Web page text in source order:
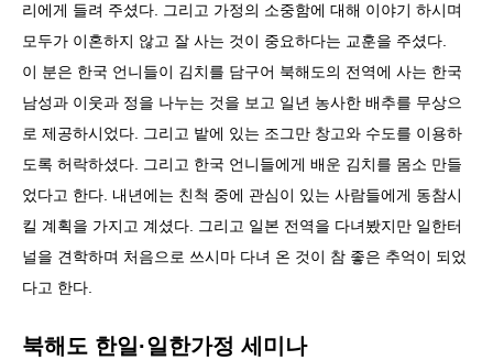
리에게 들려 주셨다. 그리고 가정의 소중함에 대해 이야기 하시며
모두가 이혼하지 않고 잘 사는 것이 중요하다는 교훈을 주셨다.
이 분은 한국 언니들이 김치를 담구어 북해도의 전역에 사는 한국
남성과 이웃과 정을 나누는 것을 보고 일년 농사한 배추를 무상으
로 제공하시었다. 그리고 밭에 있는 조그만 창고와 수도를 이용하
도록 허락하셨다. 그리고 한국 언니들에게 배운 김치를 몸소 만들
었다고 한다. 내년에는 친척 중에 관심이 있는 사람들에게 동참시
킬 계획을 가지고 계셨다. 그리고 일본 전역을 다녀봤지만 일한터
널을 견학하며 처음으로 쓰시마 다녀 온 것이 참 좋은 추억이 되었
다고 한다.
북해도 한일·일한가정 세미나